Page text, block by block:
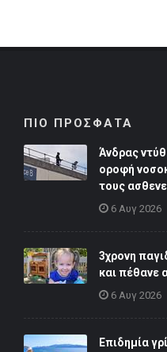
ΠΙΟ ΠΡΟΣΦΑΤΑ
Άνδρας
οροφή
τους
6 Αυγ 2026
3χρονη
και πέθανε
6 Αυγ 2026
Επιδημία